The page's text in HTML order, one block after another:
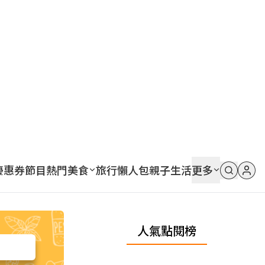
惠券節目熱門美食 旅行懶人包親子生活更多
人氣點閱榜